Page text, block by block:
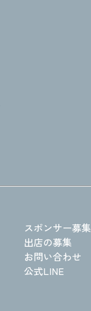
スポンサー募集
出店の募集
お問い合わせ
公式LINE